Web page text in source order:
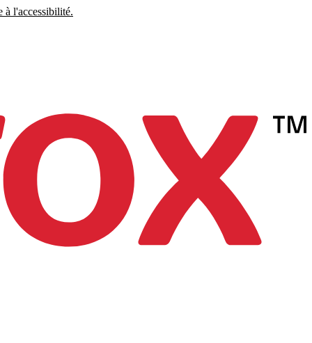
à l'accessibilité.